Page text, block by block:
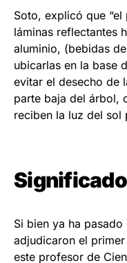
Soto, explicó que
láminas reflectantes
aluminio, (bebidas
ubicarlas en la base
evitar el desecho de
parte baja del árbol,
reciben la luz del sol
Significado
Si bien ya ha
adjudicaron el primer
este profesor de